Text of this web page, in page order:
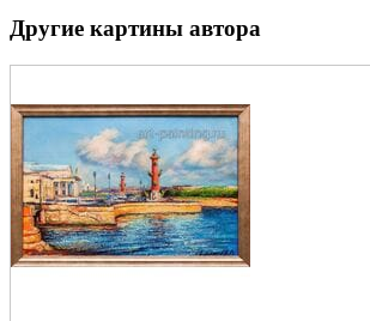
Другие картины автора